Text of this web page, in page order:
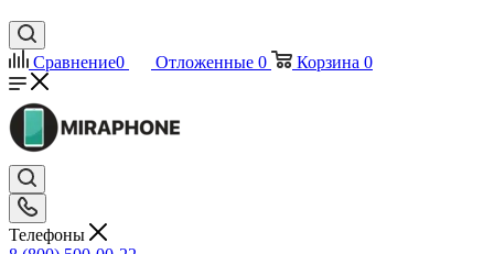
Сравнение0 Отложенные 0 Корзина 0
Телефоны